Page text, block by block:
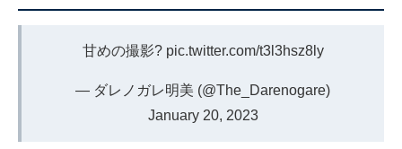
甘めの撮影? pic.twitter.com/t3l3hsz8ly
— ダレノガレ明美 (@The_Darenogare)
January 20, 2023